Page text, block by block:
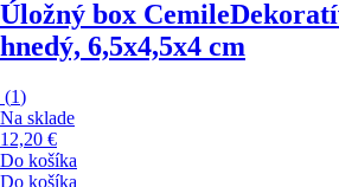
Úložný box Cemile
hnedý, 6,5x4,5x4 cm
(1)
Na sklade
12,20 €
Do košíka
Do košíka